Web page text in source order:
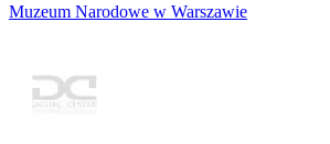
Muzeum Narodowe w Warszawie